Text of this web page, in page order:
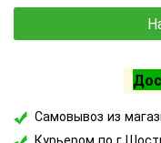
Самовывоз из